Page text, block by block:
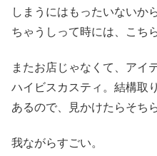
しまうにはもったいないか
ちゃうしって時には、こち
またお店じゃなくて、アイ
ハイビスカスティ。結構取
あるので、見かけたらそち
我ながらすごい。